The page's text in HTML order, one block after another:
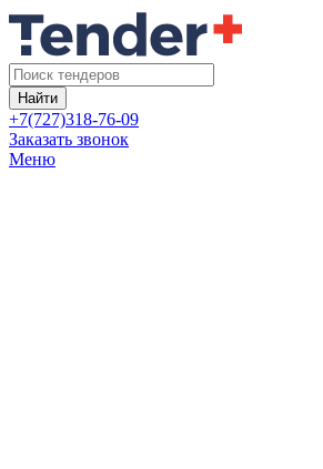
Найти
+7(727)318-76-09
Заказать звонок
Меню